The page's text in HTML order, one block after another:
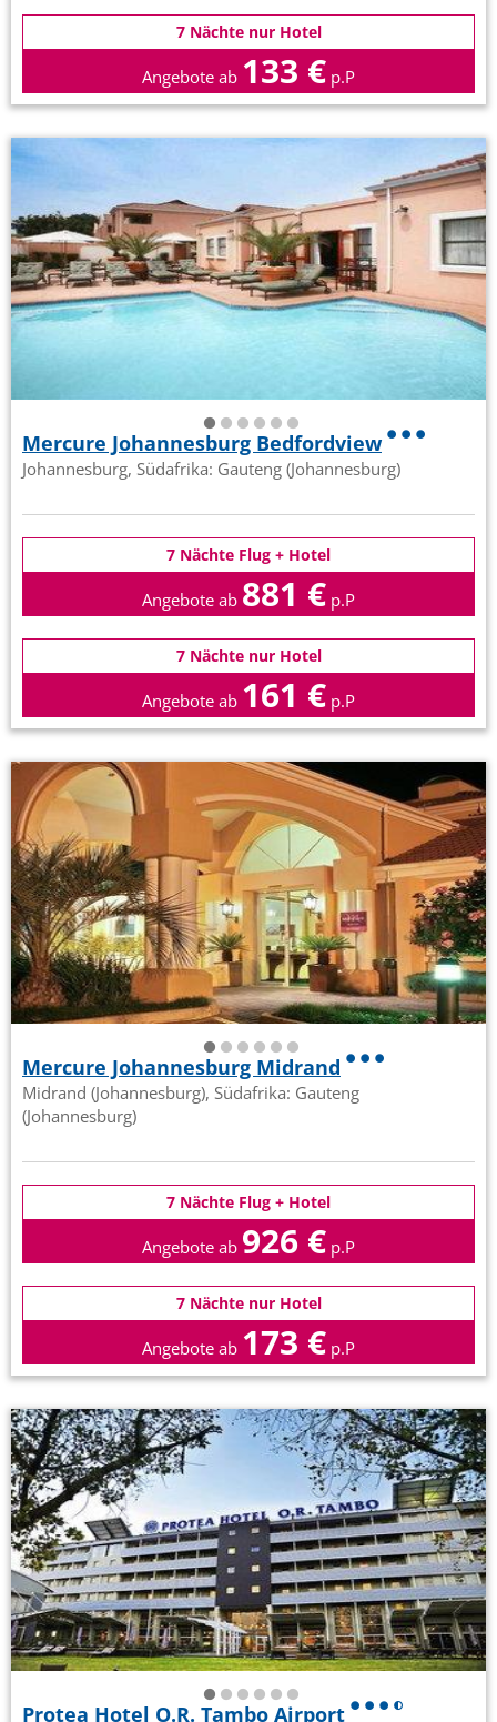
7 Nächte nur Hotel
Angebote ab 133 € p.P
Mercure Johannesburg Bedfordview
Johannesburg, Südafrika: Gauteng (Johannesburg)
7 Nächte Flug + Hotel
Angebote ab 881 € p.P
7 Nächte nur Hotel
Angebote ab 161 € p.P
Mercure Johannesburg Midrand
Midrand (Johannesburg), Südafrika: Gauteng
(Johannesburg)
7 Nächte Flug + Hotel
Angebote ab 926 € p.P
7 Nächte nur Hotel
Angebote ab 173 € p.P
Protea Hotel O.R. Tambo Airport